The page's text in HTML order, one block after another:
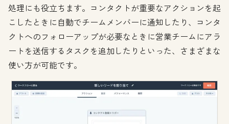
処理にも役立ちます。コンタクトが重要なアクションを起
こしたときに自動でチームメンバーに通知したり、コンタ
クトへのフォローアップが必要なときに営業チームにアラ
ートを送信するタスクを追加したりといった、さまざまな
使い方が可能です。